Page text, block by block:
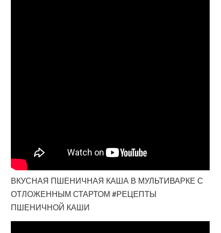
ВКУСНАЯ ПШЕНИЧНАЯ КАША В МУЛЬТИВАРКЕ С
ОТЛОЖЕННЫМ СТАРТОМ #РЕЦЕПТЫ
ПШЕНИЧНОЙ КАШИ